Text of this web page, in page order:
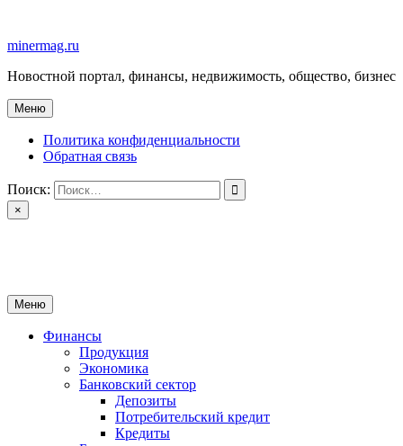
содержимому
minermag.ru
Новостной портал, финансы, недвижимость, общество, бизнес
Меню
Политика конфиденциальности
Обратная связь
Поиск:
×
Меню
Финансы
Продукция
Экономика
Банковский сектор
Депозиты
Потребительский кредит
Кредиты